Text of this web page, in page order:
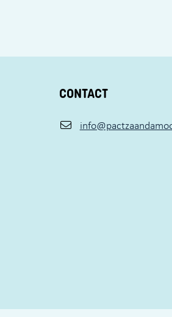
CONTACT